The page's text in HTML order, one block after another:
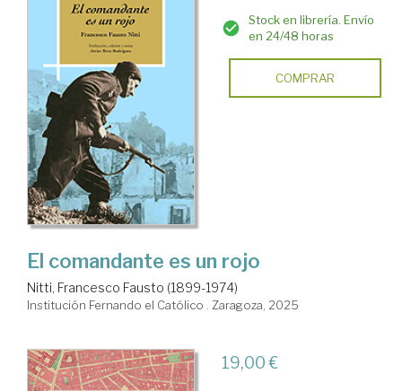
Stock en librería. Envío
en 24/48 horas
COMPRAR
El comandante es un rojo
Nitti, Francesco Fausto (1899-1974)
Institución Fernando el Católico . Zaragoza, 2025
19,00 €